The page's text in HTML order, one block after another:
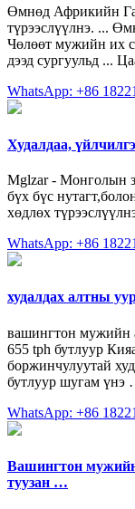
Өмнөд Африкийн
түрээслүүлнэ. ...
Чөлөөт мужийн их
дээд сургуульд ...
WhatsApp: +86
Худалдаа,
Mglzar - Монголын
бүх бүс
хөдлөх
WhatsApp: +86
худалдах алтны
вашингтон мужийн
655 tph бутлуур
боржинчулуутай
бутлуур шугам
WhatsApp: +86
Вашингтон
туузан …